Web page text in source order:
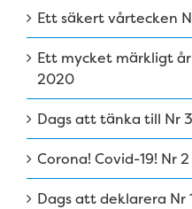
Ett säkert vårtecken
Ett mycket märkligt
2020
Dags att tänka till Nr
Corona! Covid-19! Nr
Dags att deklarera Nr